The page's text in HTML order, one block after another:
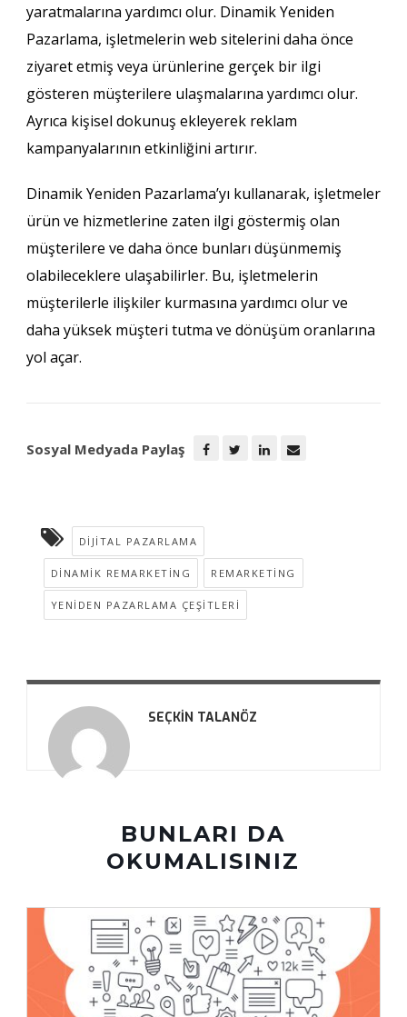
yaratmalarına yardımcı olur. Dinamik Yeniden
Pazarlama, işletmelerin web sitelerini daha önce
ziyaret etmiş veya ürünlerine gerçek bir ilgi
gösteren müşterilere ulaşmalarına yardımcı olur.
Ayrıca kişisel dokunuş ekleyerek reklam
kampanyalarının etkinliğini artırır.
Dinamik Yeniden Pazarlama’yı kullanarak, işletmeler
ürün ve hizmetlerine zaten ilgi göstermiş olan
müşterilere ve daha önce bunları düşünmemiş
olabileceklere ulaşabilirler. Bu, işletmelerin
müşterilerle ilişkiler kurmasına yardımcı olur ve
daha yüksek müşteri tutma ve dönüşüm oranlarına
yol açar.
Sosyal Medyada Paylaş
DIJITAL PAZARLAMA
DINAMIK REMARKETING REMARKETING
YENIDEN PAZARLAMA ÇEŞITLERI
SEÇKIN TALANÖZ
BUNLARI DA
OKUMALISINIZ